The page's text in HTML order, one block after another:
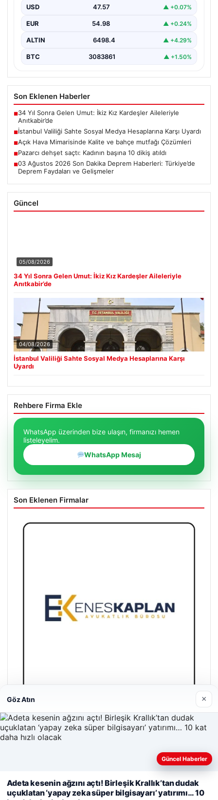
dolandırıcılık amacıyla oluşturulan sahte sosyal medya
hesaplarına karşı dikkatli…
USD 47.57 ▲ +0.07%
EUR 54.98 ▲ +0.24%
ALTIN 6498.4 ▲ +4.29%
BTC 3083861 ▲ +1.50%
Son Eklenen Haberler
■34 Yıl Sonra Gelen Umut: İkiz Kız Kardeşler Aileleriyle
Anıtkabir’de
■İstanbul Valiliği Sahte Sosyal Medya Hesaplarına Karşı Uyardı
■Açık Hava Mimarisinde Kalite ve bahçe mutfağı Çözümleri
■Pazarcı dehşet saçtı: Kadının başına 10 dikiş atıldı
■03 Ağustos 2026 Son Dakika Deprem Haberleri: Türkiye’de
Deprem Faydaları ve Gelişmeler
Güncel
05/08/2026
34 Yıl Sonra Gelen Umut: İkiz Kız Kardeşler Aileleriyle
Anıtkabir’de
04/08/2026
İstanbul Valiliği Sahte Sosyal Medya Hesaplarına Karşı
Uyardı
Rehbere Firma Ekle
WhatsApp üzerinden bize ulaşın, firmanızı hemen
listeleyelim.
WhatsApp Mesaj
Son Eklenen Firmalar
Enes Kaplan Avukatlık Bürosu
28/04/2026
deneyiminizi kişiselleştirmek ve geliştirmek amacıyla çerezler
kullanıyoruz.Çerez Politikamız
Göz Atın ×
Güncel Haberler
Adeta kesenin ağzını açtı! Birleşik Krallık’tan dudak
uçuklatan ‘yapay zeka süper bilgisayarı’ yatırımı… 10